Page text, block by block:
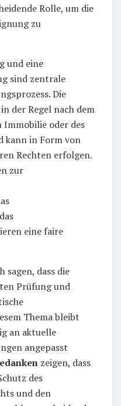
Rolle, um die
zu
und eine
sind zentrale
Die
der Regel nach dem
oder des
kann in Form von
Rechten erfolgen.
zur
eine faire
sagen, dass die
Prüfung und
Thema bleibt
an aktuelle
angepasst
zeigen, dass
des
und den